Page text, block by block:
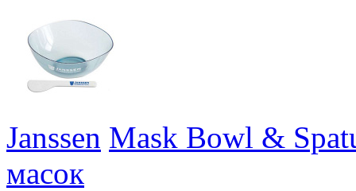
Janssen Mask Bowl &
масок